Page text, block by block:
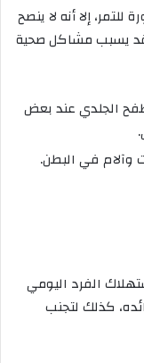
إلا أنه لا ينصح
قد يسبب مشاكل صحية
الجلدي عند بعض
وآلام في البطن.
الفرد اليومي
كذلك لتجنب